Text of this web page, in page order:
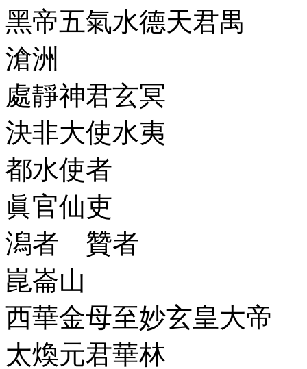
黑帝五氣水德天君禺
滄洲
處靜神君玄冥
決非大使水夷
都水使者
眞官仙吏
潟者 贊者
崑崙山
西華金母至妙玄皇大帝
太煥元君華林